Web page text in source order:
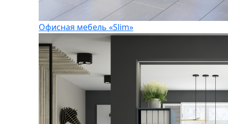
Офисная мебель «Slim»